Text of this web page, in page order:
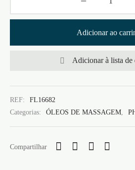
Adicionar ao
Adicionar à lista de
REF:
FL16682
Categorias:
ÓLEOS DE MASSAGEM
Compartilhar